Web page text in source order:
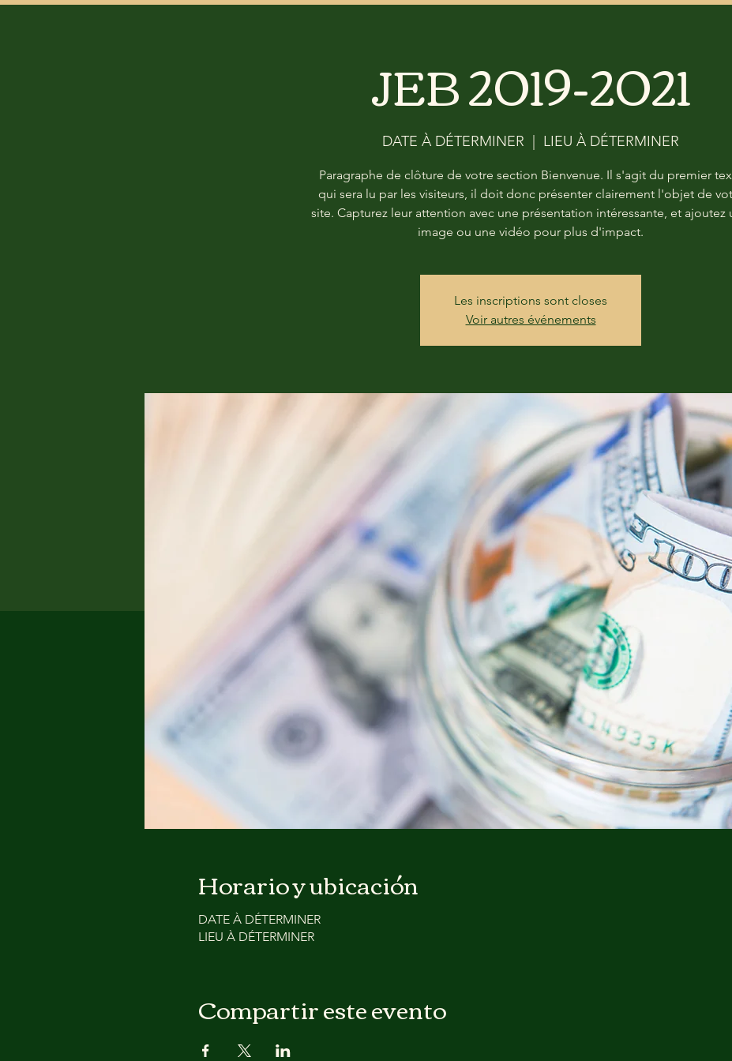
JEB 2019-2021
DATE À DÉTERMINER LIEU À DÉTERMINER
Paragraphe de clôture de votre section Bienvenue. Il s'agit du premier
qui sera lu par les visiteurs, il doit donc présenter clairement l'objet de
site. Capturez leur attention avec une présentation intéressante, et ajoutez
image ou une vidéo pour plus d'impact.
Les inscriptions sont closes
Voir autres événements
Horario y ubicación
DATE À DÉTERMINER
LIEU À DÉTERMINER
Compartir este evento